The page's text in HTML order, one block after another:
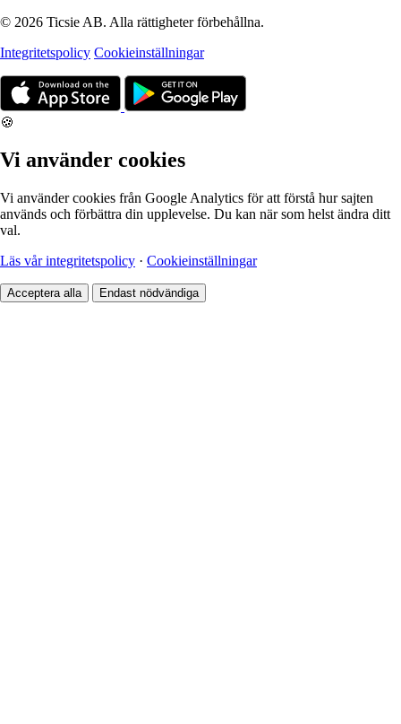
© 2026 Ticsie AB. Alla rättigheter förbehållna.
Integritetspolicy Cookieinställningar
🍪
Vi använder cookies
Vi använder cookies från Google Analytics för att förstå hur sajten
används och förbättra din upplevelse. Du kan när som helst ändra ditt
val.
Läs vår integritetspolicy · Cookieinställningar
Acceptera alla Endast nödvändiga